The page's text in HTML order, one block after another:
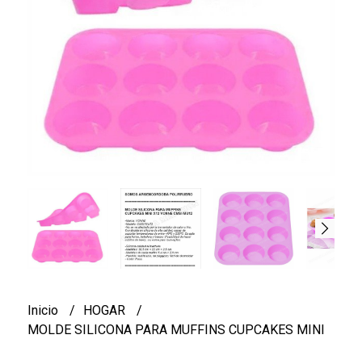
Inicio
HOGAR
MOLDE SILICONA PARA MUFFINS CUPCAKES MINI